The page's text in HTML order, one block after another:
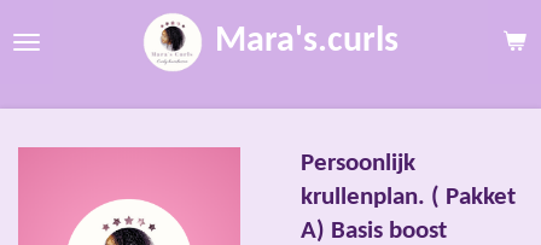
Mara's.curls
Persoonlijk
krullenplan. ( Pakket
A) Basis boost